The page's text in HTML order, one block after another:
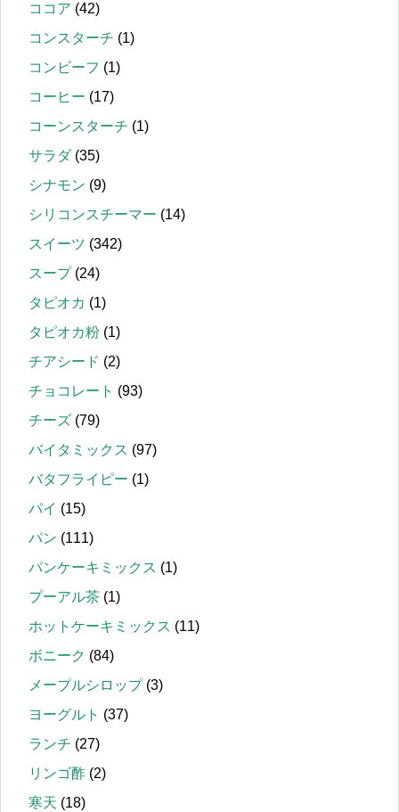
ココア (42)
コンスターチ (1)
コンビーフ (1)
コーヒー (17)
コーンスターチ (1)
サラダ(35)
シナモン (9)
シリコンスチーマー (14)
スイーツ (342)
スープ(24)
タピオカ (1)
タピオカ粉 (1)
チアシード (2)
チョコレート (93)
チーズ (79)
バイタミックス (97)
バタフライピー (1)
パイ (15)
パン (111)
パンケーキミックス (1)
プーアル茶 (1)
ホットケーキミックス (11)
ボニーク (84)
メープルシロップ(3)
ヨーグルト (37)
ランチ (27)
リンゴ酢 (2)
寒天 (18)